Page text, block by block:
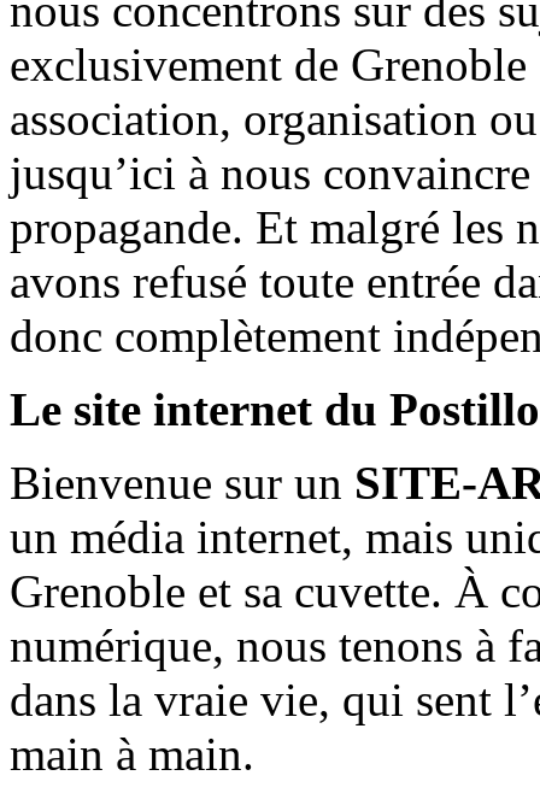
exclusivement de
association, organisation
jusqu’ici à nous
propagande. Et malgré les
avons refusé toute entrée
donc complètement
Le site internet du
Bienvenue sur un SITE-
un média internet, mais
Grenoble et sa cuvette. À
numérique, nous tenons à
dans la vraie vie, qui sent
main à main.